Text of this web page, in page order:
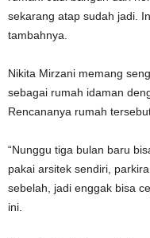
sekarang atap sudah jadi.
tambahnya.
Nikita Mirzani memang
sebagai rumah idaman
Rencananya rumah
“Nunggu tiga bulan baru
pakai arsitek sendiri,
sebelah, jadi enggak bisa
ini.